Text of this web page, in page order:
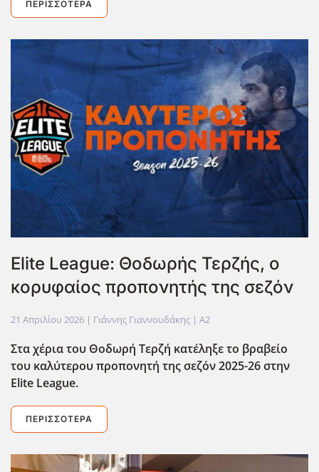
ΠΕΡΙΣΣΌΤΕΡΑ
Elite League: Θοδωρής Τερζής, ο
κορυφαίος προπονητής της σεζόν
21 Απριλίου 2026 | Γιάννης Γιαννουδάκης | A2
Στα χέρια του Θοδωρή Τερζή κατέληξε το βραβείο
του καλύτερου προπονητή της σεζόν 2025-26 στην
Elite League.
ΠΕΡΙΣΣΌΤΕΡΑ